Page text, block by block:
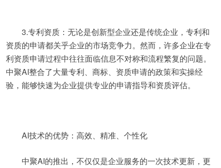
3.专利资质：无论是创新型企业还是传统企业，专利和
资质的申请都关乎企业的市场竞争力。然而，许多企业在专
利资质申请过程中往往面临信息不对称和流程繁复的问题。
中聚AI整合了大量专利、商标、资质申请的政策和实操经
验，能够快速为企业提供专业的申请指导和资质评估。
AI技术的优势：高效、精准、个性化
中聚AI的推出，不仅仅是企业服务的一次技术更新，更